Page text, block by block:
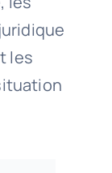
les